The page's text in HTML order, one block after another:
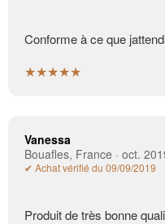
Conforme à ce que
★★★★★
Vanessa
Bouafles, France · oct.
✔ Achat vérifié du 09/09/2019
Produit de très bonne